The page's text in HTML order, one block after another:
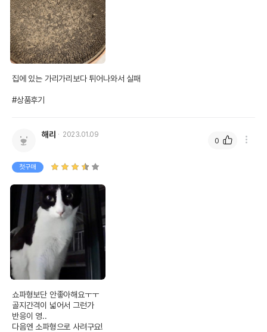
집에 있는 가리가리보다 튀어나와서 실패
#상품후기
해랴 2023.01.09
첫구매
쇼파형보단 안좋아해요ㅜㅜ
골지간격이 넓어서 그런가
반응이 영..
다음엔 소파형으로 사려구요!
0